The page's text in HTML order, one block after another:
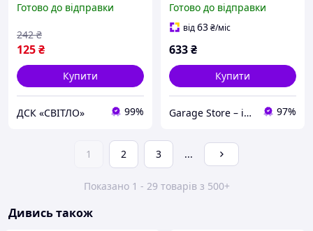
LUMANO
Готово до відправки
125₴
242 ₴
Купити
ДСК «СВІТЛО» 99%
LANCER II (A17_) TS2442
Готово до відправки
від63₴/міс
633₴
Купити
Garage Store – інтернет магазин автозапчастин. 97%
1 2 3 ...
Показано 1 - 29 товарів з 500+
Дивись також